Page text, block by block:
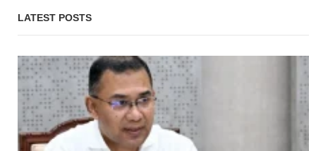
LATEST POSTS